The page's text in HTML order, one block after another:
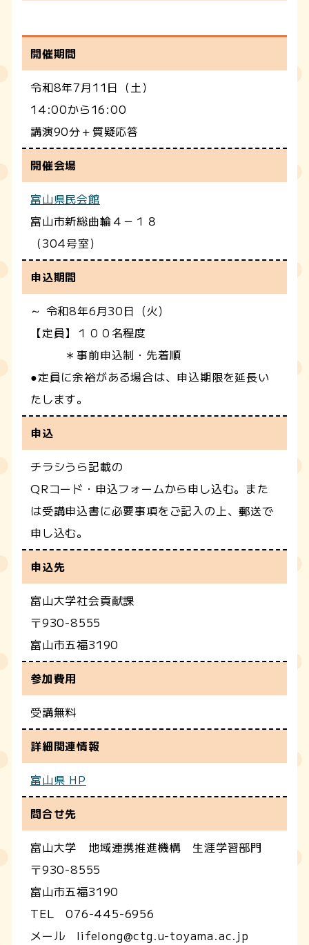
開催期間
令和8年7月11日（土）
14:00から16:00
講演90分＋質疑応答
開催会場
富山県民会館
富山市新総曲輪４－１８
（304号室）
申込期間
～ 令和8年6月30日（火）
【定員】１００名程度
＊事前申込制・先着順
●定員に余裕がある場合は、申込期限を延長い
たします。
申込
チラシうら記載の
QRコード・申込フォームから申し込む。また
は受講申込書に必要事項をご記入の上、郵送で
申し込む。
申込先
富山大学社会貢献課
〒930-8555
富山市五福3190
参加費用
受講無料
詳細関連情報
富山県 HP
問合せ先
富山大学 地域連携推進機構 生涯学習部門
〒930-8555
富山市五福3190
TEL 076-445-6956
メール lifelong@ctg.u-toyama.ac.jp